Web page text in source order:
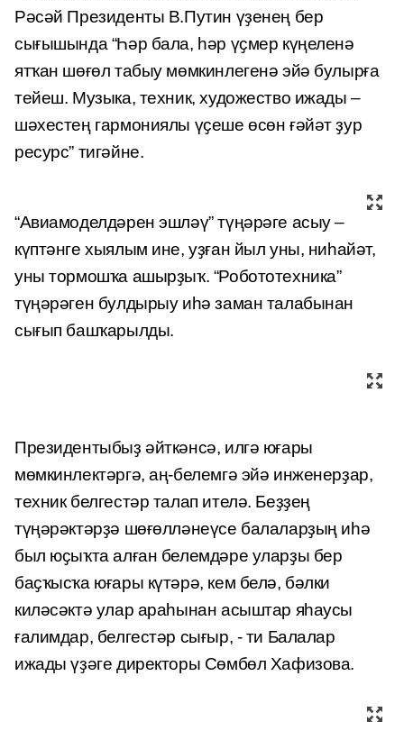
Рәсәй Президенты В.Путин үҙенең бер
сығышында “Һәр бала, һәр үҫмер күңеленә
ятҡан шөғөл табыу мөмкинлегенә эйә булырға
тейеш. Музыка, техник, художество ижады –
шәхестең гармониялы үҫеше өсөн ғәйәт ҙур
ресурс” тигәйне.
“Авиамоделдәрен эшләү” түңәрәге асыу –
күптәнге хыялым ине, уҙған йыл уны, ниһайәт,
уны тормошҡа ашырҙыҡ. “Робототехника”
түңәрәген булдырыу иһә заман талабынан
сығып башҡарылды.
Президентыбыҙ әйткәнсә, илгә юғары
мөмкинлектәргә, аң-белемгә эйә инженерҙар,
техник белгестәр талап ителә. Беҙҙең
түңәрәктәрҙә шөғөлләнеүсе балаларҙың иһә
был юҫыҡта алған белемдәре уларҙы бер
баҫҡысҡа юғары күтәрә, кем белә, бәлки
киләсәктә улар араһынан асыштар яһаусы
ғалимдар, белгестәр сығыр, - ти Балалар
ижады үҙәге директоры Сөмбөл Хафизова.